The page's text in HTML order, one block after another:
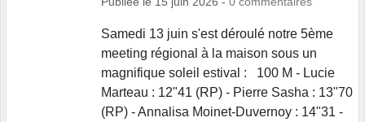
Samedi 13 juin s'est déroulé notre 5ème
meeting régional à la maison sous un
magnifique soleil estival : 100 M - Lucie
Marteau : 12"41 (RP) - Pierre Sasha : 13"70
(RP) - Annalisa Moinet-Duvernoy : 14"31 -